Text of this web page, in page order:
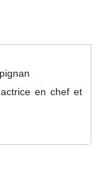
en chef et